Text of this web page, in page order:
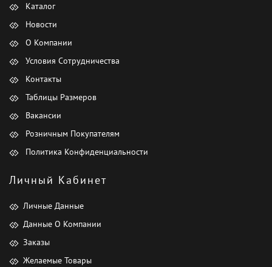
Каталог
Новости
О Компании
Условия Сотрудничества
Контакты
Таблицы Размеров
Вакансии
Розничным Покупателям
Политика Конфиденциальности
Личный Кабинет
Личные Данные
Данные О Компании
Заказы
Желаемые Товары